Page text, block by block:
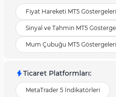
Fiyat Hareketi MT5 Göstergeleri
Sinyal ve Tahmin MT5
Mum Çubuğu MT5 Göstergeleri
Ticaret Platformları:
MetaTrader 5 İndikatörleri